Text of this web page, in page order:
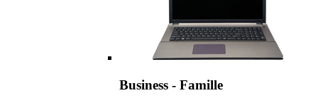
Business - Famille